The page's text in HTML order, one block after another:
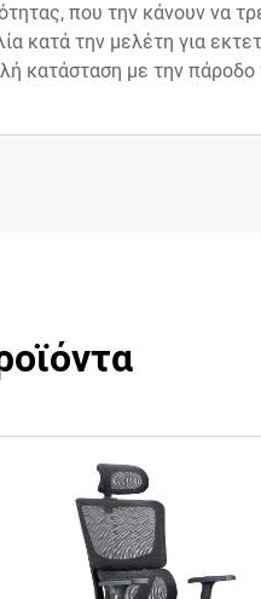
που την κάνουν να
κατά την μελέτη για
κατάσταση με την πάροδο